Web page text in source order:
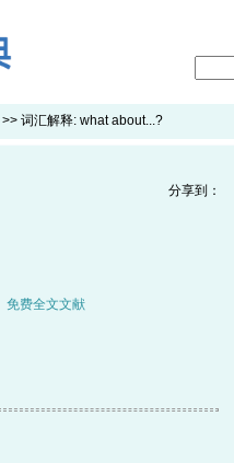
>> 词汇解释: what about...?
分享到：
免费全文文献